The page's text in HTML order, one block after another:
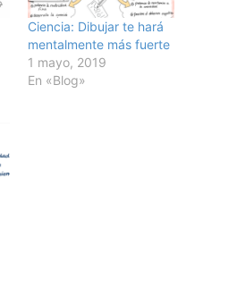
Ciencia: Dibujar te hará
mentalmente más fuerte
1 mayo, 2019
En «Blog»